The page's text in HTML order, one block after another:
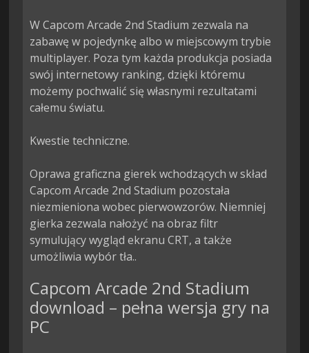
W Capcom Arcade 2nd Stadium zezwala na
zabawę w pojedynkę albo w miejscowym trybie
multiplayer. Poza tym każda produkcja posiada
swój internetowy ranking, dzięki któremu
możemy pochwalić się własnymi rezultatami
całemu światu.
Kwestie techniczne.
Oprawa graficzna gierek wchodzących w skład
Capcom Arcade 2nd Stadium pozostała
niezmieniona wobec pierwowzorów. Niemniej
gierka zezwala nałożyć na obraz filtr
symulujący wygląd ekranu CRT, a także
umożliwia wybór tła..
Capcom Arcade 2nd Stadium
download – pełna wersja gry na
PC